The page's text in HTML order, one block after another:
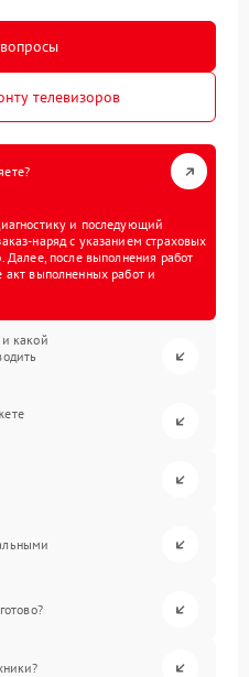
телевизоров
и последующий
наряд с указанием страховых
Далее, после выполнения работ
акт выполненных работ и
какой